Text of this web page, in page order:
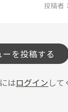
投稿者
ーを投稿する
はログイン して